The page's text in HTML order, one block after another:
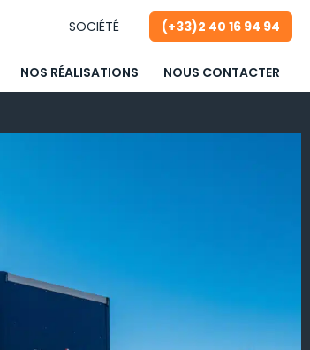
SOCIÉTÉ (+33)2 40 16 94 94
NOS RÉALISATIONS NOUS CONTACTER